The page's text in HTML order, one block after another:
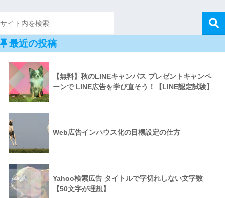
最近の投稿
【無料】秋のLINEキャンパス プレゼントキャンペ
ーンで LINE広告を学び直そう！【LINE認定試験】
Web広告インハウス化の目標設定の仕方
Yahoo検索広告 タイトルで字切れしない文字数
【50文字が理想】